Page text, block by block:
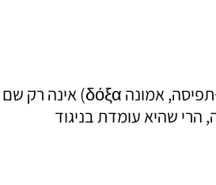
יום ראשון הראשון בתקופת הצום בכנסיות האורתודוכסיות הוא יום ראשון של האורתודוכסיה. המילה אורתודוכסיה (מיוונית- נכון,ישרὀρθός +תפיסה, אמונה δόξα) אינה רק שם
הרי שהיא עומדת בניגוד